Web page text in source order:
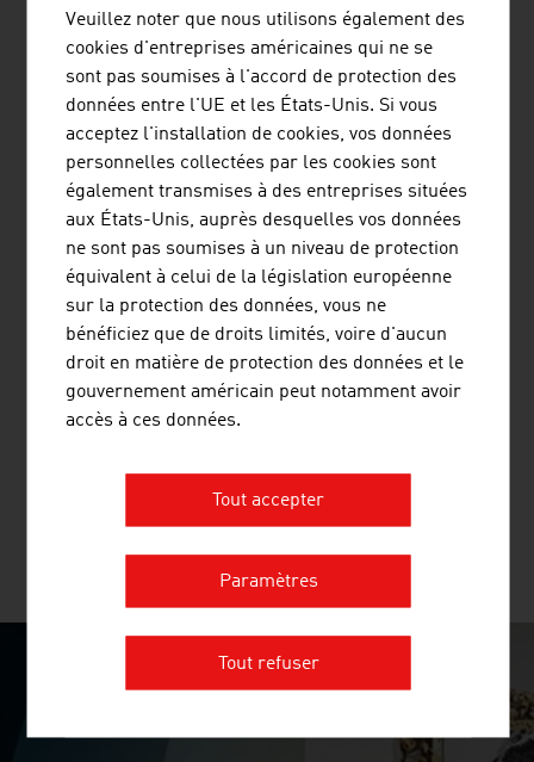
AME INTERNATIONAL GMBH
AME construit des infrastructures révolutionnaires pour
le secteur de la santé - des hôpitaux tertiaires clés en
main aux équipements médicaux et aux solutions de
santé numériques.
BUSINESS UPPER AUSTRIA - OÖ
WIRTSCHAFTSAGENTUR GMBH
PLUS D'ENTREPRISES
SURPRISINGLY INGENIOUS
Veuillez noter que nous utilisons également des
cookies d'entreprises américaines qui ne se
sont pas soumises à l'accord de protection des
données entre l'UE et les États-Unis. Si vous
acceptez l'installation de cookies, vos données
personnelles collectées par les cookies sont
également transmises à des entreprises situées
aux États-Unis, auprès desquelles vos données
ne sont pas soumises à un niveau de protection
équivalent à celui de la législation européenne
sur la protection des données, vous ne
bénéficiez que de droits limités, voire d'aucun
droit en matière de protection des données et le
gouvernement américain peut notamment avoir
accès à ces données.
Tout accepter
Paramètres
Tout refuser